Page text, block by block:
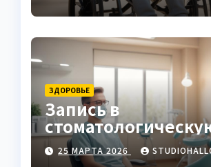
ЗДОРОВЬЕ
Запись в
клинику
25 МАРТА 2026